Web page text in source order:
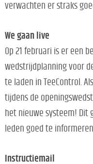
verwachten er straks
We gaan live
Op 21 februari is er een
wedstrijdplanning voor
te laden in TeeControl.
tijdens de
het nieuwe systeem! Dit
leden goed te
Instructiemail